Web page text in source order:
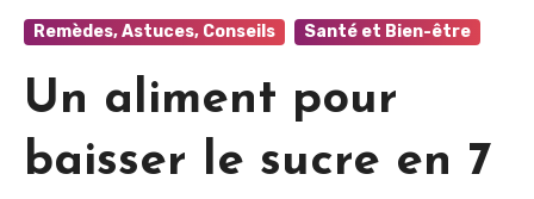
Remèdes, Astuces, Conseils Santé et Bien-être
Un aliment pour
baisser le sucre en 7